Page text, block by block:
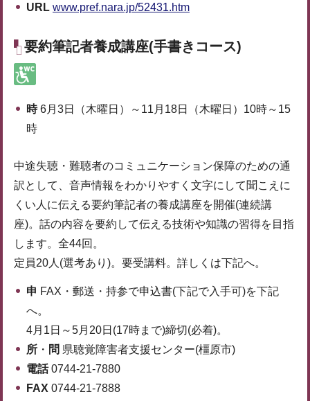
URL www.pref.nara.jp/52431.htm
要約筆記者養成講座(手書きコース)
時6月3日（木曜日）～11月18日（木曜日）10時～15
時
中途失聴・難聴者のコミュニケーション保障のための通
訳として、音声情報をわかりやすく文字にして聞こえに
くい人に伝える要約筆記者の養成講座を開催(連続講
座)。話の内容を要約して伝える技術や知識の習得を目指
します。全44回。
定員20人(選考あり)。要受講料。詳しくは下記へ。
申 FAX・郵送・持参で申込書(下記で入手可)を下記
へ。
4月1日～5月20日(17時まで)締切(必着)。
所 ・ 問 県聴覚障害者支援センター(橿原市)
電話0744-21-7880
FAX 0744-21-7888